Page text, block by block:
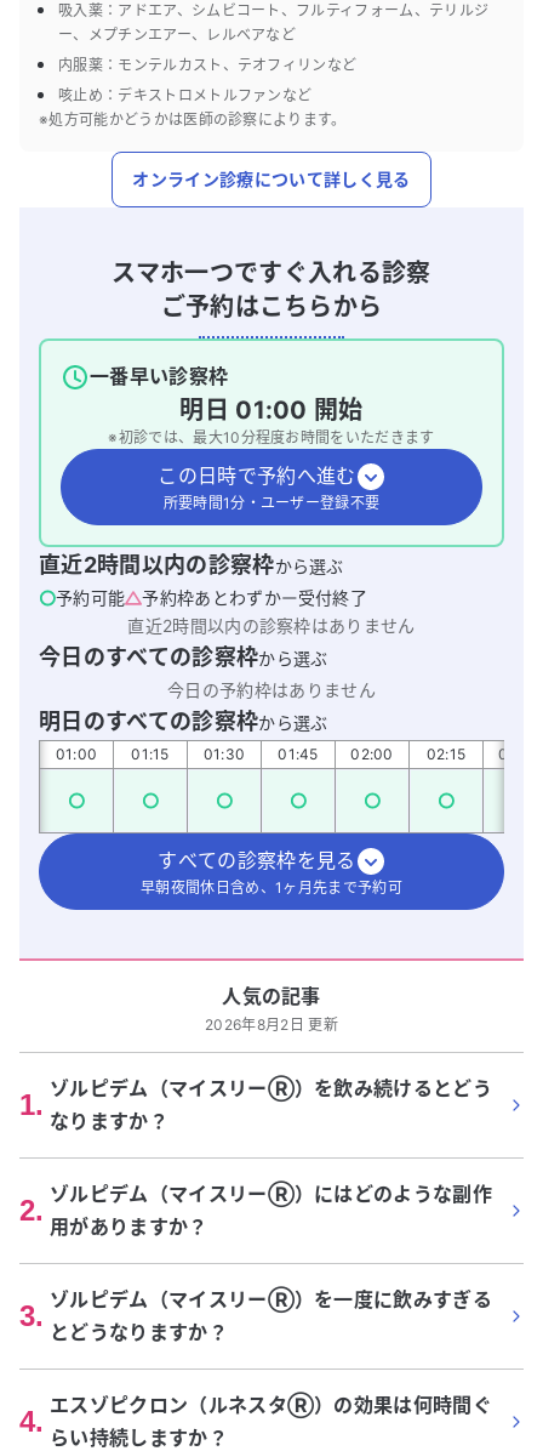
吸入薬：アドエア、シムビコート、フルティフォーム、テリルジ
ー、メプチンエアー、レルベアなど
内服薬：モンテルカスト、テオフィリンなど
咳止め：デキストロメトルファンなど
※処方可能かどうかは医師の診察によります。
オンライン診療について詳しく見る
スマホ一つですぐ入れる診察
ご予約はこちらから
一番早い診察枠
明日 01:00 開始
※初診では、最大10分程度お時間をいただきます
この日時で予約へ進む
所要時間1分・ユーザー登録不要
直近2時間以内の診察枠から選ぶ
予約可能
予約枠あとわずか
受付終了
直近2時間以内の診察枠はありません
今日のすべての診察枠から選ぶ
今日の予約枠はありません
明日のすべての診察枠から選ぶ
01:00 01:15 01:30 01:45 02:00 02:15 02:30
すべての診察枠を見る
早朝夜間休日含め、1ヶ月先まで予約可
人気の記事
2026年8月2日 更新
1. ゾルピデム（マイスリーⓇ）を飲み続けるとどう
なりますか？
2. ゾルピデム（マイスリーⓇ）にはどのような副作
用がありますか？
3. ゾルピデム（マイスリーⓇ）を一度に飲みすぎる
とどうなりますか？
4. エスゾピクロン（ルネスタⓇ）の効果は何時間ぐ
らい持続しますか？